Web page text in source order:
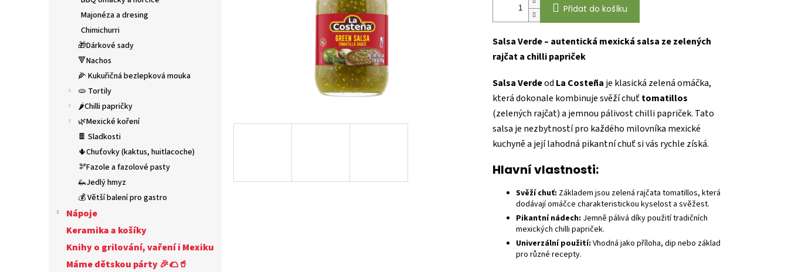
Majonéza a dresing
Chimichurri
🎁Dárkové sady
🔻Nachos
🌽 Kukuřičná bezlepková mouka
🫓 Tortily
🌶️Chilli papričky
🌿Mexické koření
🍫 Sladkosti
🌵Chuťovky (kaktus, huitlacoche)
🫘Fazole a fazolové pasty
🦗Jedlý hmyz
💰 Větší balení pro gastro
Nápoje
Keramika a košíky
Knihy o grilování, vaření i Mexiku
Máme dětskou párty 🎉🌮🥤
Přidat do košíku
Salsa Verde – autentická mexická salsa ze zelených
rajčat a chilli papriček
Salsa Verdeod La Costeña je klasická zelená omáčka,
která dokonale kombinuje svěží chuťtomatillos
(zelených rajčat) a jemnou pálivost chilli papriček. Tato
salsa je nezbytností pro každého milovníka mexické
kuchyně a její lahodná pikantní chuť si vás rychle získá.
Hlavní vlastnosti:
Svěží chuť: Základem jsou zelená rajčata tomatillos, která
dodávají omáčce charakteristickou kyselost a svěžest.
Pikantní nádech: Jemně pálivá díky použití tradičních
mexických chilli papriček.
Univerzální použití: Vhodná jako příloha, dip nebo základ
pro různé recepty.